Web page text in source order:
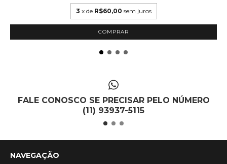
3 x de R$60,00 sem juros
FALE CONOSCO SE PRECISAR PELO NÚMERO
(11) 93937-5115
NAVEGAÇÃO